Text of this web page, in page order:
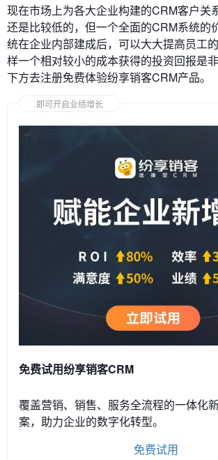
现在市场上为各大企业构建的CRM客户关
还是比较低的，但一个全面的CRM系统的
统在企业内部建成后，可以大大提高员工
样一个相对较小的成本获得的投资回报是
下方去注册免费体验纷享销客CRM产品。
即可开启业绩增长
免费试用纷享销客CRM
覆盖营销、销售、服务全流程的一体化
案，助力企业的数字化转型。
免费试用